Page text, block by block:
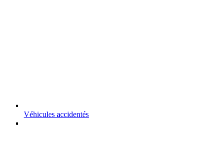
Véhicules accidentés